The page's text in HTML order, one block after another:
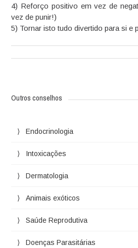
4) Reforço positivo em vez de
vez de punir!)
5) Tornar isto tudo divertido para si e
Outros conselhos
Endocrinologia
Intoxicações
Dermatologia
Animais exóticos
Saúde Reprodutiva
Doenças Parasitárias